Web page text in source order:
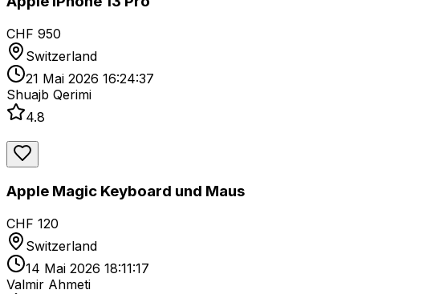
CHF 950
Switzerland
21 Mai 2026 16:24:37
Shuajb Qerimi
4.8
Apple Magic Keyboard und Maus
CHF 120
Switzerland
14 Mai 2026 18:11:17
Valmir Ahmeti